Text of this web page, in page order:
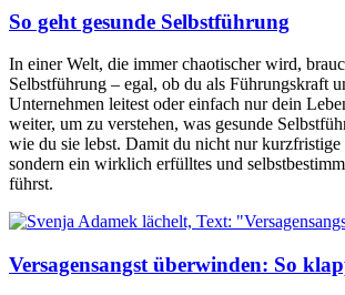
So geht gesunde Selbstführung
In einer Welt, die immer chaotischer wird,
Selbstführung – egal, ob du als Führungskraft
Unternehmen leitest oder einfach nur dein
weiter, um zu verstehen, was gesunde
wie du sie lebst. Damit du nicht nur kurzfristige
sondern ein wirklich erfülltes und
führst.
Versagensangst überwinden: So